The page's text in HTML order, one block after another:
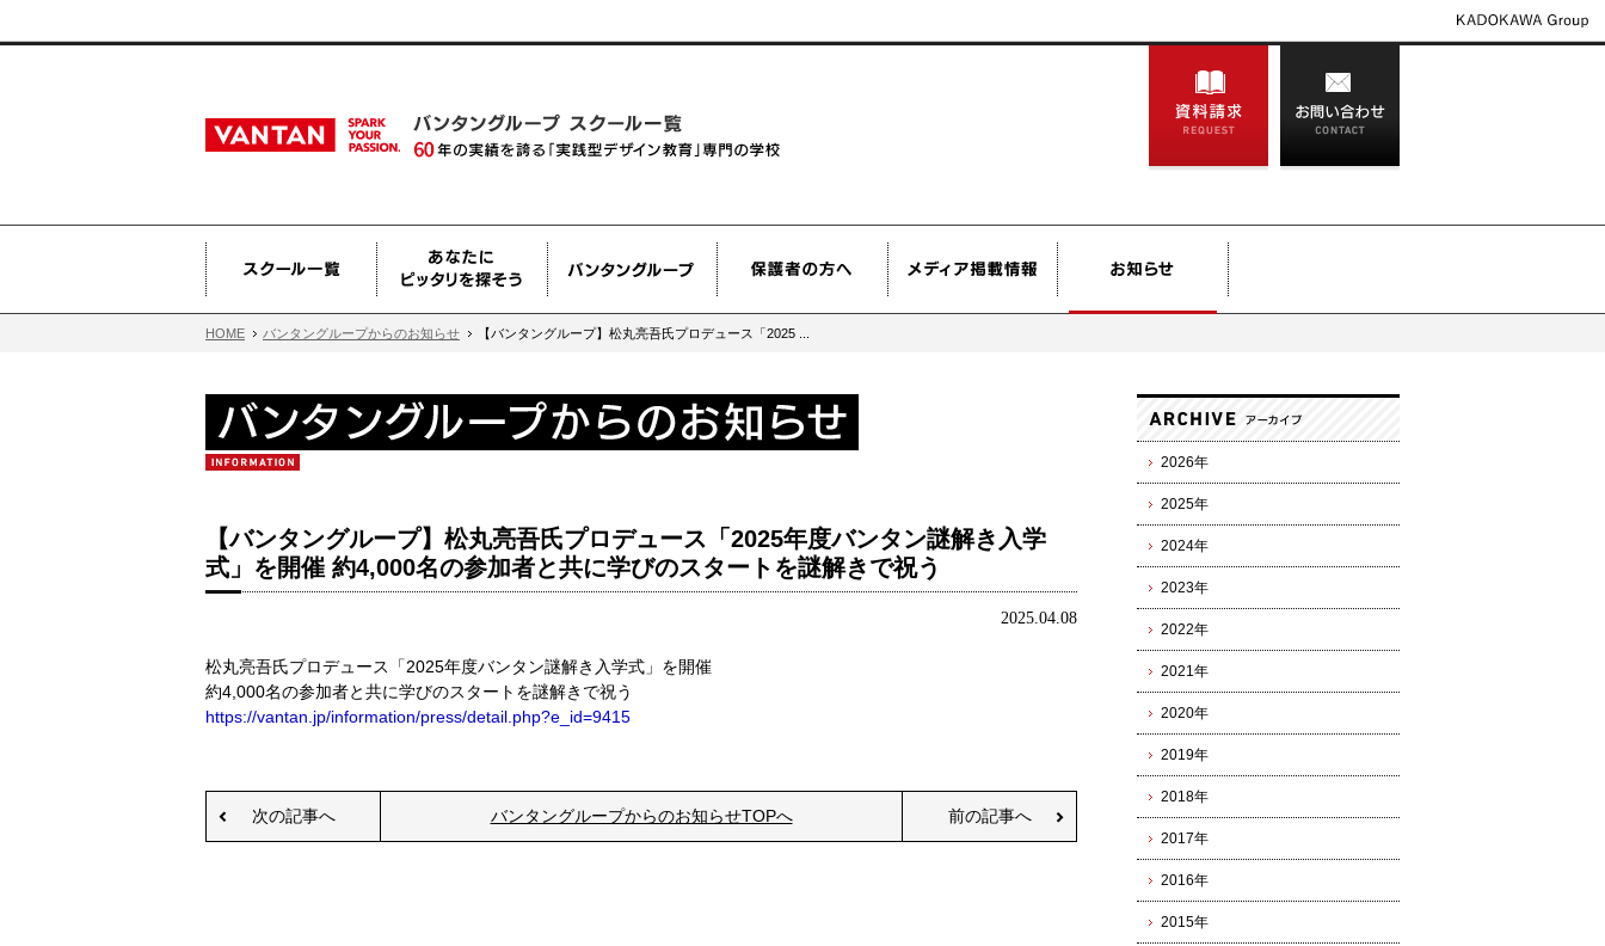
HOME バンタングループからのお知らせ 【バンタングループ】松丸亮吾氏プロデュース「2025 ...
【バンタングループ】松丸亮吾氏プロデュース「2025年度バンタン謎解き入学
式」を開催 約4,000名の参加者と共に学びのスタートを謎解きで祝う
2025.04.08
松丸亮吾氏プロデュース「2025年度バンタン謎解き入学式」を開催
約4,000名の参加者と共に学びのスタートを謎解きで祝う
https://vantan.jp/information/press/detail.php?e_id=9415
次の記事へ バンタングループからのお知らせTOPへ 前の記事へ
2026年
2025年
2024年
2023年
2022年
2021年
2020年
2019年
2018年
2017年
2016年
2015年